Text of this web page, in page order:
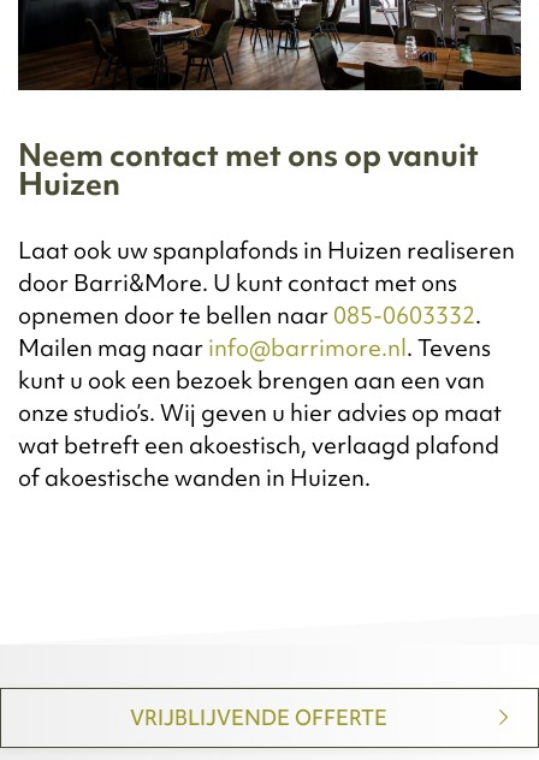
Neem contact met ons op vanuit
Huizen
Laat ook uw spanplafonds in Huizen realiseren
door Barri&More. U kunt contact met ons
opnemen door te bellen naar085-0603332.
Mailen mag naarinfo@barrimore.nl. Tevens
kunt u ook een bezoek brengen aan een van
onze studio’s. Wij geven u hier advies op maat
wat betreft een akoestisch, verlaagd plafond
of akoestische wanden in Huizen.
VRIJBLIJVENDE OFFERTE